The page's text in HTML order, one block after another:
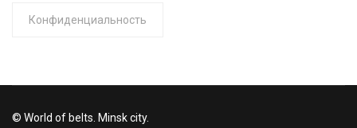
Конфиденциальность
© World of belts. Minsk city.